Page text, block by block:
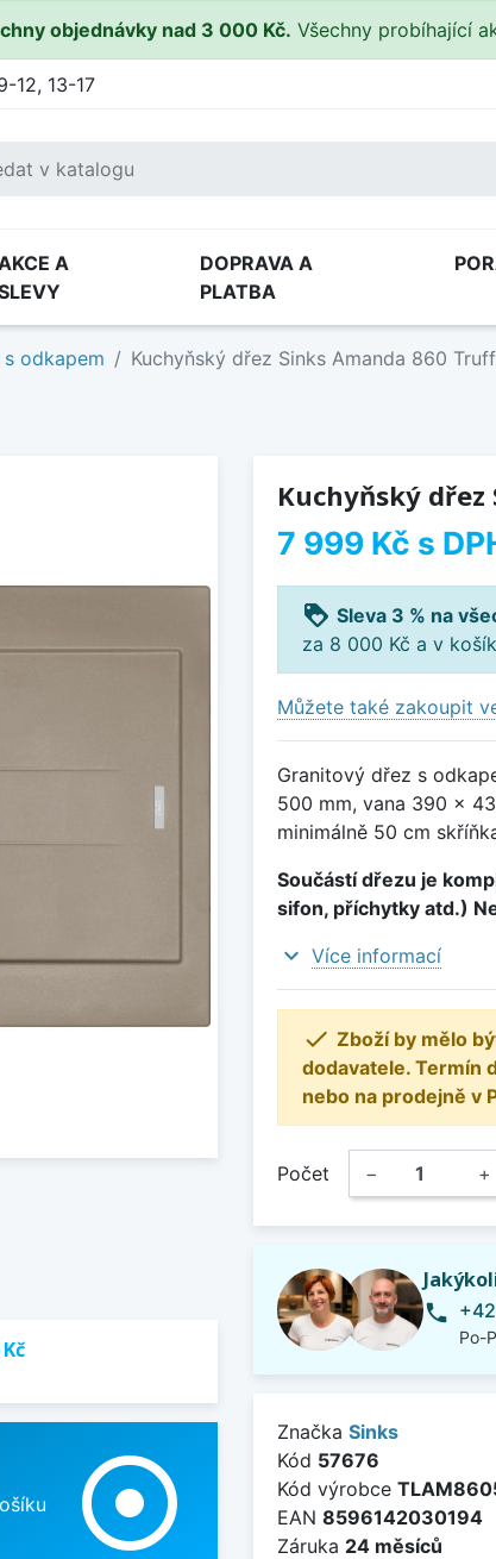
objednávky nad 3 000 Kč. Všechny probíhající
12, 13-17
A
DOPRAVA A
PLATBA
odkapem Kuchyňský dřez Sinks Amanda 860
adjust
Kuchyňský
7 999 Kč s
loyalty Sleva 3 % na
za 8 000 Kč a v
Můžete také zakoupit
Granitový dřez s
500 mm, vana 390 x
minimálně 50 cm
Součástí dřezu je
sifon, příchytky atd.)
expand_more Více informací
 Zboží by mělo
dodavatele. Termín
nebo na prodejně v
Počet − +
phone
Po-
Značka Sinks
Kód 57676
Kód výrobce
EAN 8596142030194
Záruka 24 měsíců